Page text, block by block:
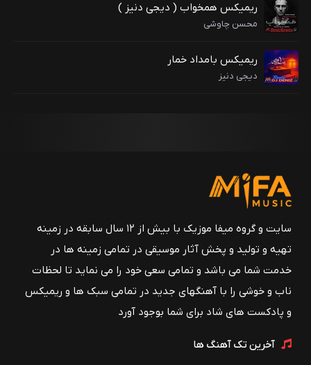
ریمیکس همخواب ( دیجی دنیز )
محسن چاوشی
ریمیکس بامداد خمار
دیجی دنیز
سایت و گروه میفا موزیک با بیش از ۱۲ سال سابقه در زمینه
تهیه و تولید و پخش آثار موسیقی در تمامی زمینه ها در
خدمت شما می باشد و تمامی سعی خود را می نماید تا لحظات
ناب و خوشی را با آهنگهای جدید در تمامی سبک ها و ریمیکس
و پادکست های شاد برای شما بوجود آورد
آخرین تک آهنگ ها